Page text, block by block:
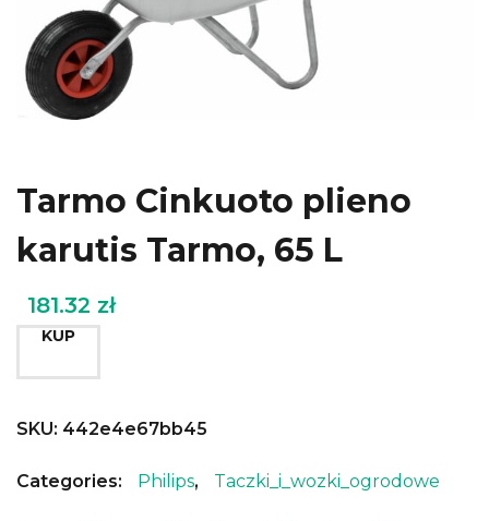
Tarmo Cinkuoto plieno
karutis Tarmo, 65 L
181.32 zł
KUP
SKU: 442e4e67bb45
Categories: Philips, Taczki_i_wozki_ogrodowe